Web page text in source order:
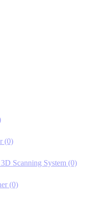
(0)
Scanning System (0)
(0)